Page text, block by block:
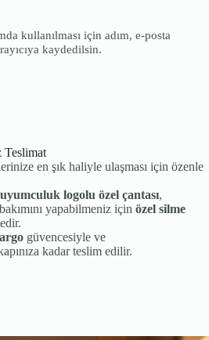
kullanılması için adım, e-posta
kaydedilsin.
Teslimat
en şık haliyle ulaşması için özenle
logolu özel çantası,
yapabilmeniz için özel silme
güvencesiyle ve
kadar teslim edilir.